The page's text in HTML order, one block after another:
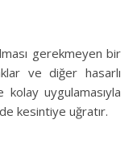
gerekmeyen bir
ve diğer hasarlı
kolay uygulamasıyla
kesintiye uğratır.